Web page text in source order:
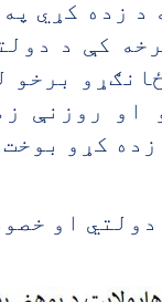
د زده کړي
کې د
برخو
کړو
دولتي او